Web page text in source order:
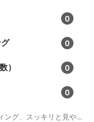
0
0
） 0
0
悩みに寄り添い解決するライティング、スッキリと見やすい構成作成、ポートフォリオhttps://mai-writer.com/archives/36